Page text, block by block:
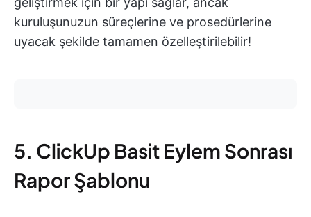
kuruluşunuzun süreçlerine ve prosedürlerine
uyacak şekilde tamamen özelleştirilebilir!
5. ClickUp Basit Eylem Sonrası
Rapor Şablonu